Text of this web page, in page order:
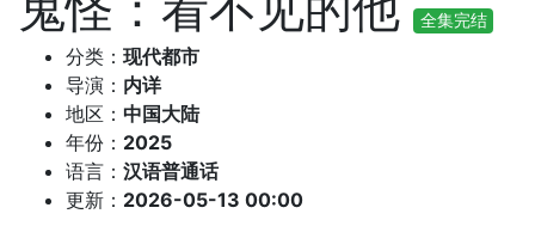
全集完结
分类： 现代都市
导演： 内详
地区： 中国大陆
年份： 2025
语言： 汉语普通话
更新： 2026-05-13 00:00